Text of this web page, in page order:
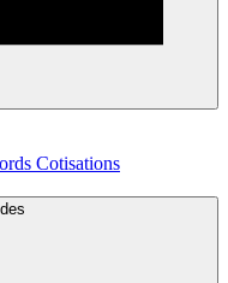
Cotisations